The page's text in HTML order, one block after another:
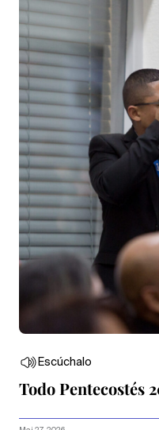
Escúchalo
Todo Pentecostés